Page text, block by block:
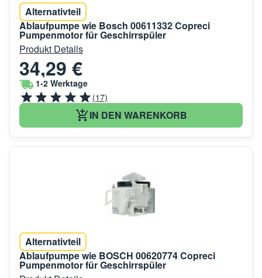
Alternativteil
Ablaufpumpe wie Bosch 00611332 Copreci
Pumpenmotor für Geschirrspüler
Produkt Details
34,29 €
1-2 Werktage
(17)
IN DEN WARENKORB
Alternativteil
Ablaufpumpe wie BOSCH 00620774 Copreci
Pumpenmotor für Geschirrspüler